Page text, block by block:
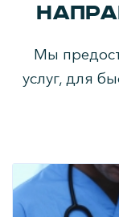
Мы
услуг, для